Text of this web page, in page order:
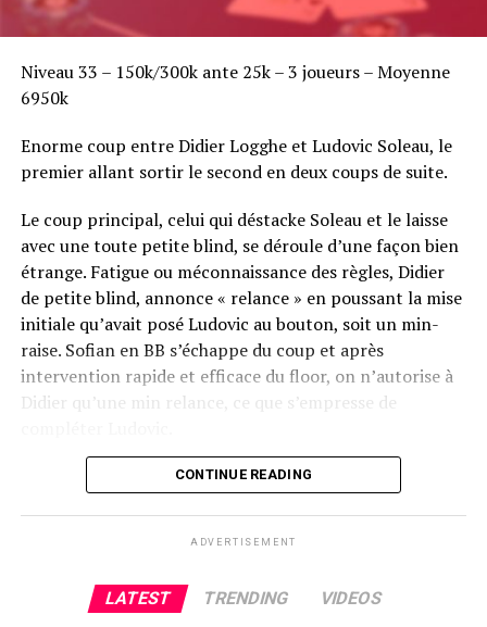
Niveau 33 – 150k/300k ante 25k – 3 joueurs – Moyenne
6950k
Enorme coup entre Didier Logghe et Ludovic Soleau, le
premier allant sortir le second en deux coups de suite.
Le coup principal, celui qui déstacke Soleau et le laisse
avec une toute petite blind, se déroule d’une façon bien
étrange. Fatigue ou méconnaissance des règles, Didier
de petite blind, annonce « relance » en poussant la mise
initiale qu’avait posé Ludovic au bouton, soit un min-
raise. Sofian en BB s’échappe du coup et après
intervention rapide et efficace du floor, on n’autorise à
Didier qu’une min relance, ce que s’empresse de
Flop QJ4. All-in de Ludovic et insta call de Logghe, avec
peine une BB, qu’il perdra le coup suivant contre le
même adversaire.
CONTINUE READING
ADVERTISEMENT
LATEST TRENDING VIDEOS